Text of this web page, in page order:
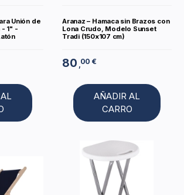
Unión de
- 1" -
Aranaz – Hamaca sin Brazos con
Lona Crudo, Modelo Sunset
Tradi (150x107 cm)
80 00 €
AÑADIR AL
CARRO